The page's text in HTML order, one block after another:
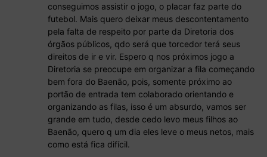
conseguimos assistir o jogo, o placar faz parte do
futebol. Mais quero deixar meus descontentamento
pela falta de respeito por parte da Diretoria dos
órgãos públicos, qdo será que torcedor terá seus
direitos de ir e vir. Espero q nos próximos jogo a
Diretoria se preocupe em organizar a fila começando
bem fora do Baenão, pois, somente próximo ao
portão de entrada tem colaborado orientando e
organizando as filas, isso é um absurdo, vamos ser
grande em tudo, desde cedo levo meus filhos ao
Baenão, quero q um dia eles leve o meus netos, mais
como está fica difícil.